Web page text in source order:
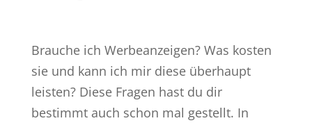
Brauche ich Werbeanzeigen? Was kosten
sie und kann ich mir diese überhaupt
leisten? Diese Fragen hast du dir
bestimmt auch schon mal gestellt. In